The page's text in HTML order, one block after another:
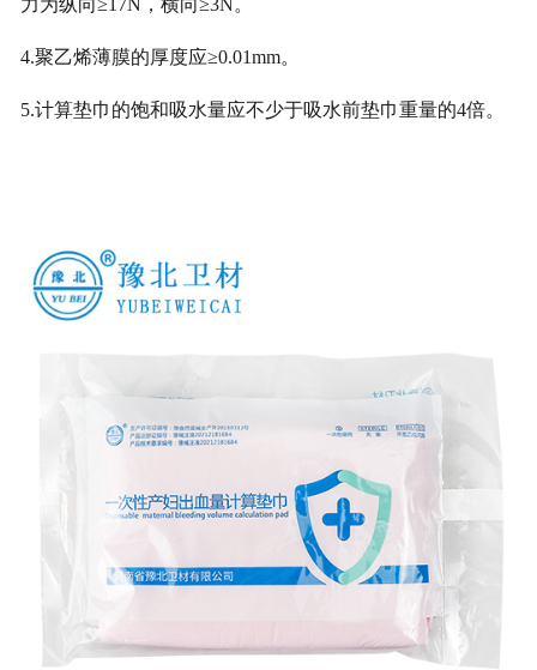
4.聚乙烯薄膜的厚度应≥0.01mm。
5.计算垫巾的饱和吸水量应不少于吸水前垫巾重量的4倍。